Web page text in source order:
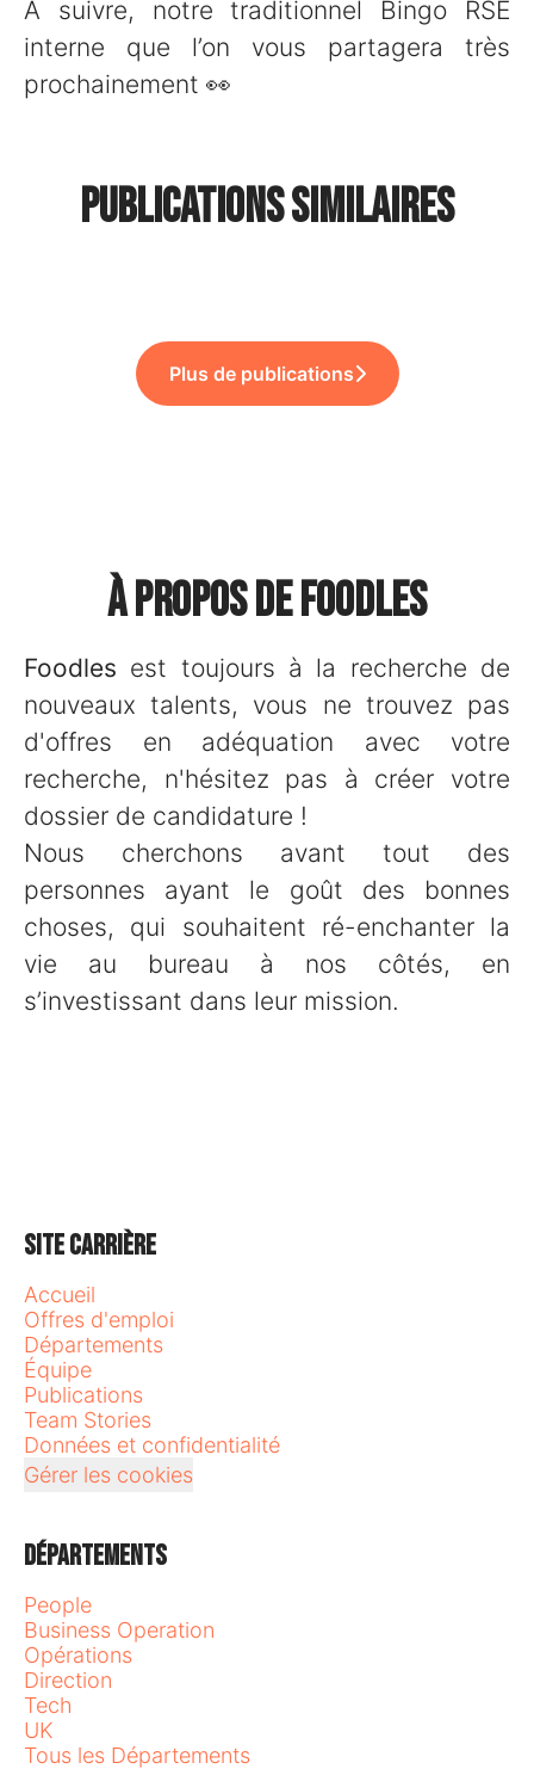
À suivre, notre traditionnel Bingo RSE
interne que l’on vous partagera très
prochainement 👀
Publications similaires
🏆 Foodles primé pour son
🌱 Bingo RSE : un challenge
annuel… et une soirée au
📸 Un nouveau shooting
Plus de publications
À propos de Foodles
Foodles est toujours à la recherche de
nouveaux talents, vous ne trouvez pas
d'offres en adéquation avec votre
recherche, n'hésitez pas à créer votre
dossier de candidature !
Nous cherchons avant tout des
personnes ayant le goût des bonnes
choses, qui souhaitent ré-enchanter la
vie au bureau à nos côtés, en
s’investissant dans leur mission.
Site carrière
Accueil
Offres d'emploi
Départements
Équipe
Publications
Team Stories
Données et confidentialité
Gérer les cookies
Départements
People
Business Operation
Opérations
Direction
Tech
UK
Tous les Départements